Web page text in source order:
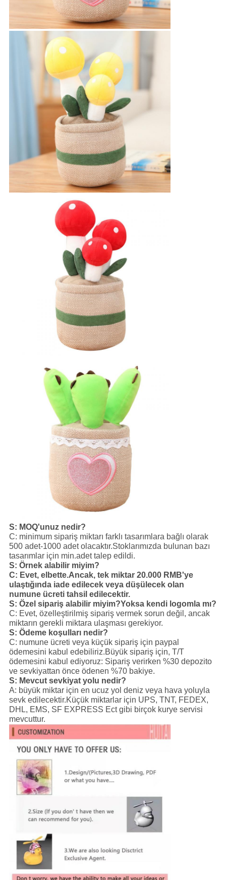
S: MOQ'unuz nedir?
C: minimum sipariş miktarı farklı tasarımlara bağlı olarak
500 adet-1000 adet olacaktır.Stoklarımızda bulunan bazı
tasarımlar için min.adet talep edildi.
S: Örnek alabilir miyim?
C: Evet, elbette.Ancak, tek miktar 20.000 RMB'ye
ulaştığında iade edilecek veya düşülecek olan
numune ücreti tahsil edilecektir.
S: Özel sipariş alabilir miyim?Yoksa kendi logomla mı?
C: Evet, özelleştirilmiş sipariş vermek sorun değil, ancak
miktarın gerekli miktara ulaşması gerekiyor.
S: Ödeme koşulları nedir?
C: numune ücreti veya küçük sipariş için paypal
ödemesini kabul edebiliriz.Büyük sipariş için, T/T
ödemesini kabul ediyoruz: Sipariş verirken %30 depozito
ve sevkiyattan önce ödenen %70 bakiye.
S: Mevcut sevkiyat yolu nedir?
A: büyük miktar için en ucuz yol deniz veya hava yoluyla
sevk edilecektir.Küçük miktarlar için UPS, TNT, FEDEX,
DHL, EMS, SF EXPRESS Ect gibi birçok kurye servisi
mevcuttur.